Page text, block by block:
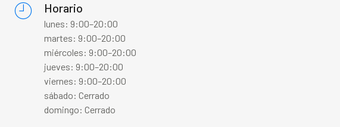
Horario
lunes: 9:00–20:00
martes: 9:00–20:00
miércoles: 9:00–20:00
jueves: 9:00–20:00
viernes: 9:00–20:00
sábado: Cerrado
domingo: Cerrado